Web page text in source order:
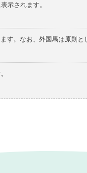
示されます。
。なお、外国馬は原則と